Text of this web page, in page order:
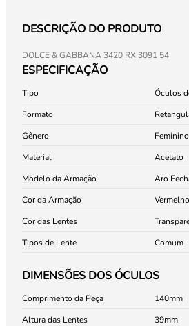
DESCRIÇÃO DO PRODUTO
DOLCE & GABBANA 3420 RX 3091 54
ESPECIFICAÇÃO
Tipo
Óculos
Formato
Gênero
Feminino
Material
Acetato
Modelo da Armação
Aro
Cor da Armação
Vermelho
Cor das Lentes
Tipos de Lente
Comum
DIMENSÕES DOS ÓCULOS
Comprimento da Peça
140
Altura das Lentes
39